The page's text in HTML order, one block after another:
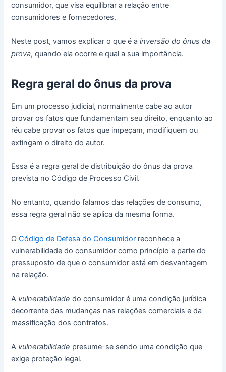
consumidor, que visa equilibrar a relação entre
consumidores e fornecedores.
Neste post, vamos explicar o que é ainversão do ônus da
prova, quando ela ocorre e qual a sua importância.
Regra geral do ônus da prova
Em um processo judicial, normalmente cabe ao autor
provar os fatos que fundamentam seu direito, enquanto ao
réu cabe provar os fatos que impeçam, modifiquem ou
extingam o direito do autor.
Essa é a regra geral de distribuição do ônus da prova
prevista no Código de Processo Civil.
No entanto, quando falamos das relações de consumo,
essa regra geral não se aplica da mesma forma.
OCódigo de Defesa do Consumidor reconhece a
vulnerabilidade do consumidor como princípio e parte do
pressuposto de que o consumidor está em desvantagem
na relação.
A vulnerabilidadedo consumidor é uma condição jurídica
decorrente das mudanças nas relações comerciais e da
massificação dos contratos.
A vulnerabilidade presume-se sendo uma condição que
exige proteção legal.